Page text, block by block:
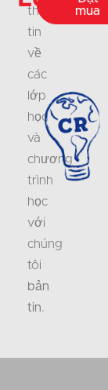
thông
tin
về
các
lớp
học
và
chương
trình
học
với
chúng
tôi
bản
tin.
mua